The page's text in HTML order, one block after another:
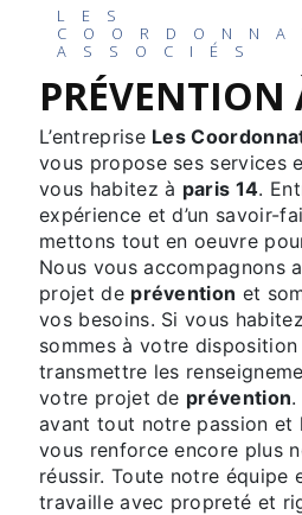
LES
ASSOCIÉS
PRÉVENTION
L’entreprise Les
vous propose ses services
vous habitez à paris 14.
expérience et d’un savoir-
mettons tout en oeuvre
Nous vous accompagnons
projet de prévention et
vos besoins. Si vous
sommes à votre
transmettre les
votre projet de prévention
avant tout notre passion et
vous renforce encore plus
réussir. Toute notre équipe
travaille avec propreté et